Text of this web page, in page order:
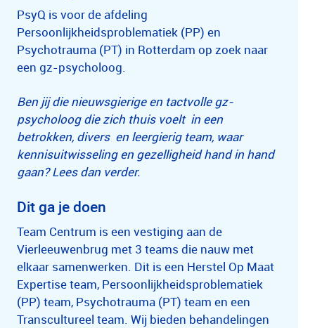
PsyQ is voor de afdeling
Persoonlijkheidsproblematiek (PP) en
Psychotrauma (PT) in Rotterdam op zoek naar
een gz-psycholoog.
Ben jij die nieuwsgierige en tactvolle gz-
psycholoog die zich thuis voelt in een
betrokken, divers en leergierig team, waar
kennisuitwisseling en gezelligheid hand in hand
gaan? Lees dan verder.
Dit ga je doen
Team Centrum is een vestiging aan de
Vierleeuwenbrug met 3 teams die nauw met
elkaar samenwerken. Dit is een Herstel Op Maat
Expertise team, Persoonlijkheidsproblematiek
(PP) team, Psychotrauma (PT) team en een
Transcultureel team. Wij bieden behandelingen